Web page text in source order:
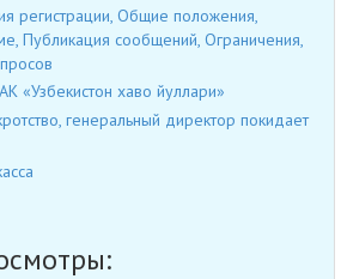
регистрации, Общие положения,
Публикация сообщений, Ограничения,
«Узбекистон хаво йуллари»
генеральный директор покидает